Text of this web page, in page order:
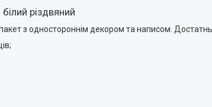
різдвяний
з одностороннім декором та написом.